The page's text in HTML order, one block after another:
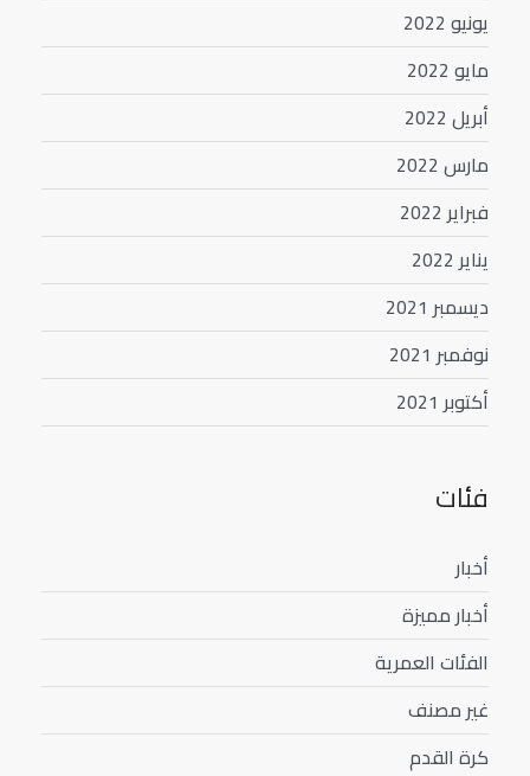
يونيو 2022
مايو 2022
أبريل 2022
مارس 2022
فبراير 2022
يناير 2022
ديسمبر 2021
نوفمبر 2021
أكتوبر 2021
فئات
أخبار
أخبار مميزة
الفئات العمرية
غير مصنف
كرة القدم